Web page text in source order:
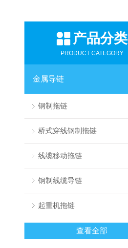
产品分类
PRODUCT CATEGORY
金属导链
钢制拖链
桥式穿线钢制拖链
线缆移动拖链
钢制线缆导链
起重机拖链
查看全部